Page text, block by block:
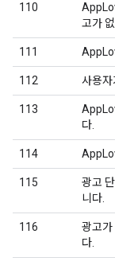
110
고가
111
112 사용자
113
다.
114
115
광고
니다.
116
광고가
다.